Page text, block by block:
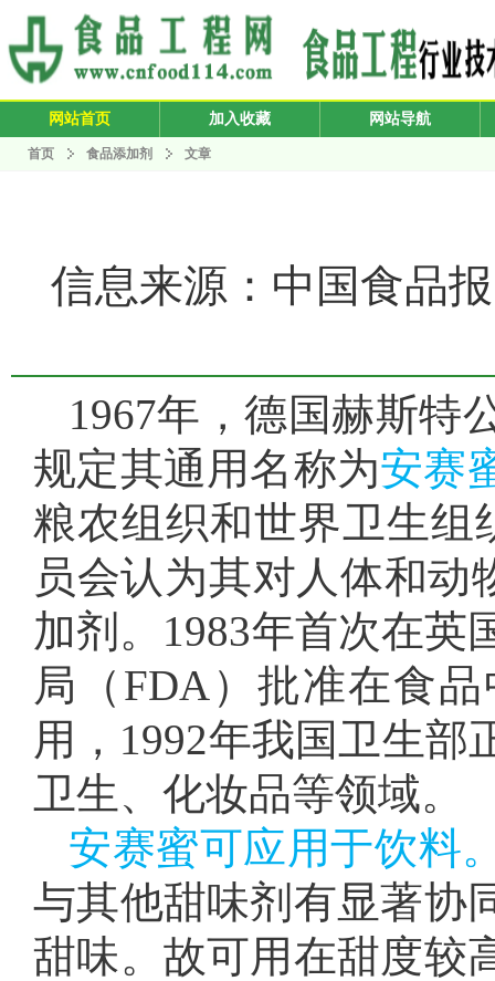
网站首页 加入收藏 网站导航
首页 食品添加剂 文章
信息来源：中国食品
1967年，德国赫斯特
规定其通用名称为安赛
粮农组织和世界卫生组
员会认为其对人体和
加剂。1983年首次在英
局（FDA）批准在食
用，1992年我国卫生
卫生、化妆品等领域。
安赛蜜可应用于饮料
与其他甜味剂有显著协
甜味。故可用在甜度较